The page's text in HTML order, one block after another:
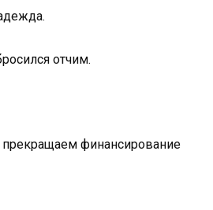
отчим.
финансирование